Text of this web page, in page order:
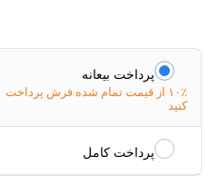
پرداخت بیعانه
۱۰٪ از قیمت تمام شده فرش پرداخت
کنید
پرداخت کامل